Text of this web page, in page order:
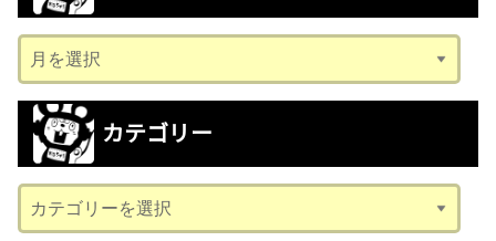
ー
カ
ブ
カテゴリー
テ